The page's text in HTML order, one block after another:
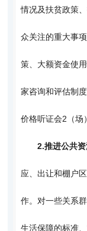
情况及扶贫政策
众关注的重大事
策、大额资金使
家咨询和评估制
价格听证会2（场
2.推进公共资
应、出让和棚户
作。对一些关系
生活保障的标准